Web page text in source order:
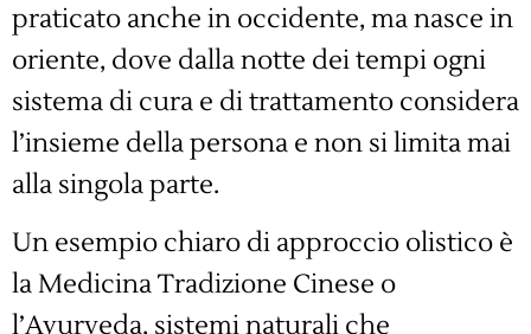
praticato anche in occidente, ma nasce in
oriente, dove dalla notte dei tempi ogni
sistema di cura e di trattamento considera
l’insieme della persona e non si limita mai
alla singola parte.
Un esempio chiaro di approccio olistico è
la Medicina Tradizione Cinese o
l’Ayurveda, sistemi naturali che